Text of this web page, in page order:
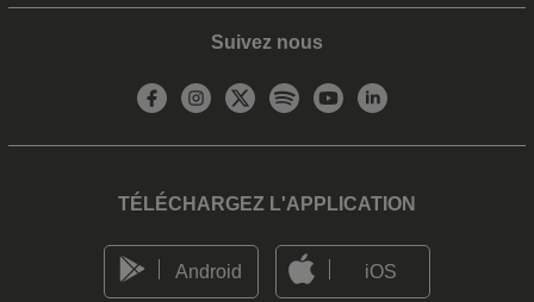
Suivez nous
TÉLÉCHARGEZ L'APPLICATION
Android iOS